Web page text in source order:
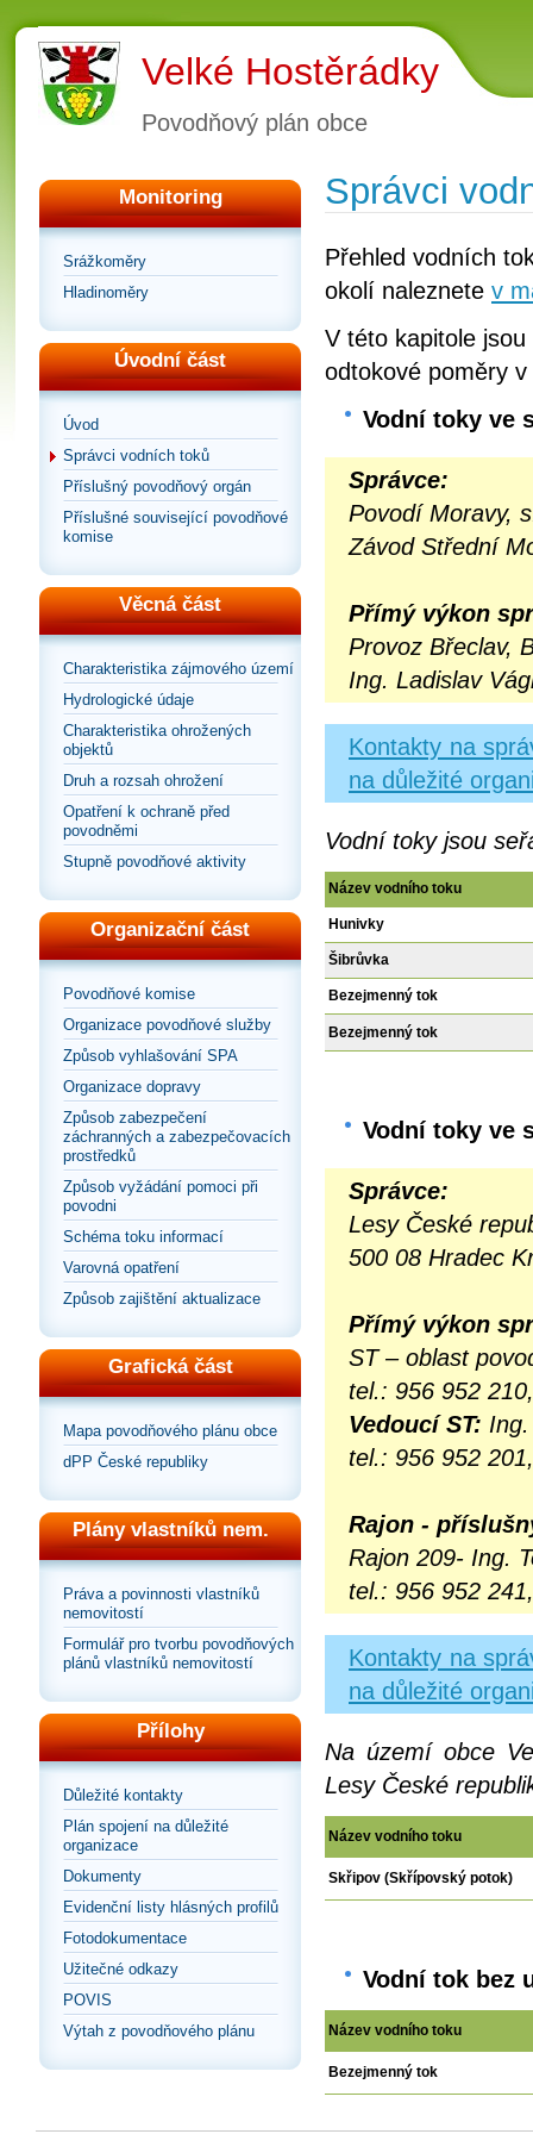
Velké Hostěrádky
Povodňový plán obce
Monitoring
Srážkoměry
Hladinoměry
Úvodní část
Úvod
Správci vodních toků
Příslušný povodňový orgán
Příslušné související povodňové
komise
Věcná část
Charakteristika zájmového území
Hydrologické údaje
Charakteristika ohrožených
objektů
Druh a rozsah ohrožení
Opatření k ochraně před
povodněmi
Stupně povodňové aktivity
Organizační část
Povodňové komise
Organizace povodňové služby
Způsob vyhlašování SPA
Organizace dopravy
Způsob zabezpečení
záchranných a zabezpečovacích
prostředků
Způsob vyžádání pomoci při
povodni
Schéma toku informací
Varovná opatření
Způsob zajištění aktualizace
Grafická část
Mapa povodňového plánu obce
dPP České republiky
Plány vlastníků nem.
Práva a povinnosti vlastníků
nemovitostí
Formulář pro tvorbu povodňových
plánů vlastníků nemovitostí
Přílohy
Důležité kontakty
Plán spojení na důležité
organizace
Dokumenty
Evidenční listy hlásných profilů
Fotodokumentace
Užitečné odkazy
POVIS
Výtah z povodňového plánu
Správci
Přehled vodních
okolí naleznete v
V této kapitole
odtokové poměry
Vodní toky ve
Správce:
Povodí Moravy,
Závod Střední
Přímý výkon
Provoz Břeclav,
Ing. Ladislav
Kontakty na
na důležité
Vodní toky jsou
Název vodního toku
Hunivky
Šibrůvka
Bezejmenný tok
Bezejmenný tok
Vodní toky ve
Správce:
Lesy České
500 08 Hradec
Přímý výkon
ST – oblast
tel.: 956 952
Vedoucí ST:
tel.: 956 952
Rajon -
Rajon 209- Ing.
tel.: 956 952
Kontakty na
na důležité
Na území obce
Lesy České
Název vodního toku
Skřipov (Skřípovský potok)
Vodní tok bez
Název vodního toku
Bezejmenný tok